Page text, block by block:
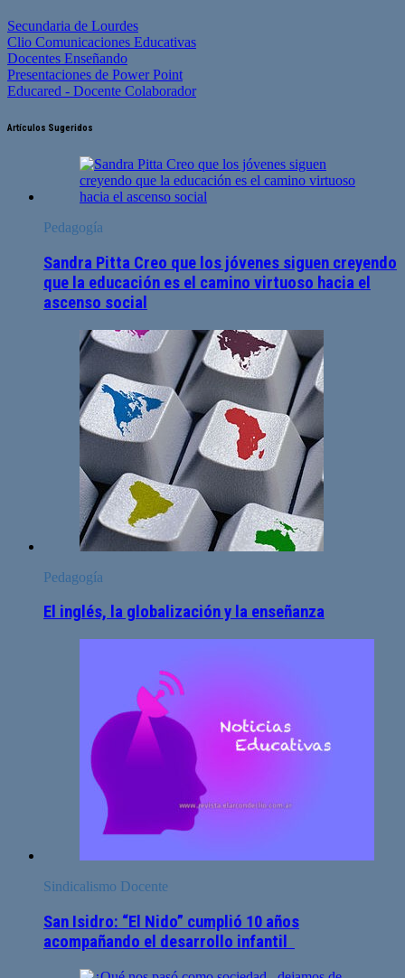
Secundaria de Lourdes
Clio Comunicaciones Educativas
Docentes Enseñando
Presentaciones de Power Point
Educared - Docente Colaborador
Artículos Sugeridos
Pedagogía
Sandra Pitta Creo que los jóvenes siguen creyendo
que la educación es el camino virtuoso hacia el
ascenso social
Pedagogía
El inglés, la globalización y la enseñanza
Sindicalismo Docente
San Isidro: “El Nido” cumplió 10 años
acompañando el desarrollo infantil